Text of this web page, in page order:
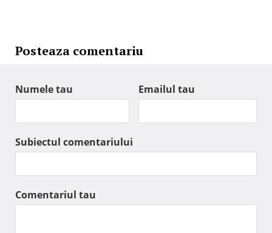
Posteaza comentariu
Numele tau Emailul tau
Subiectul comentariului
Comentariul tau